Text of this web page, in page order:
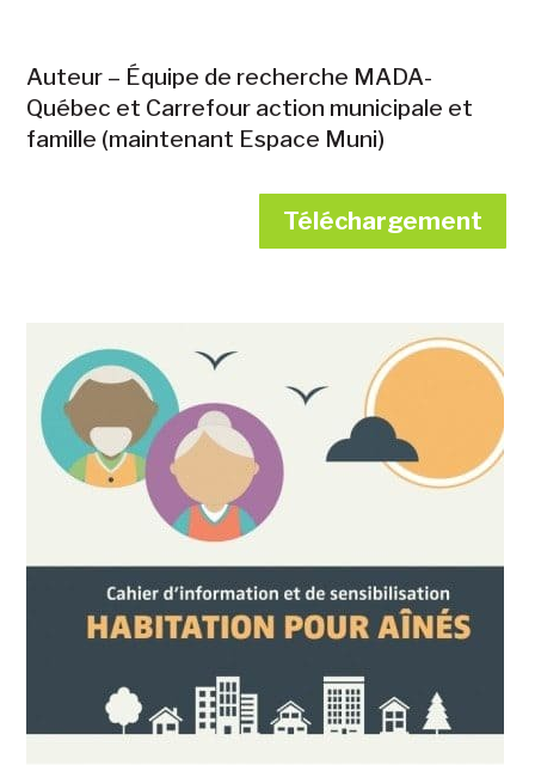
Auteur – Équipe de recherche MADA-
Québec et Carrefour action municipale et
famille (maintenant Espace Muni)
Téléchargement